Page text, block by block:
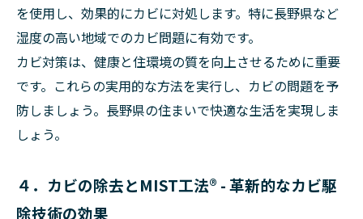
を使用し、効果的にカビに対処します。特に長野県など
湿度の高い地域でのカビ問題に有効です。
カビ対策は、健康と住環境の質を向上させるために重要
です。これらの実用的な方法を実行し、カビの問題を予
防しましょう。長野県の住まいで快適な生活を実現しま
しょう。
４．カビの除去とMIST工法® - 革新的なカビ駆
除技術の効果